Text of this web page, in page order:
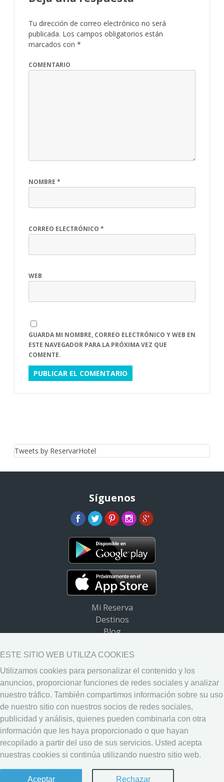
Tu dirección de correo electrónico no será
publicada. Los campos obligatorios están
marcados con *
COMENTARIO
NOMBRE *
CORREO ELECTRÓNICO *
WEB
GUARDA MI NOMBRE, CORREO ELECTRÓNICO Y WEB EN
ESTE NAVEGADOR PARA LA PRÓXIMA VEZ QUE
COMENTE.
Tweets by ReservarHotel
Síguenos
Mi Reserva
Destinos
Blog
Ayuda
Descargar App
Widget de destinos
Aviso Legal
Política de Privacidad
Política de Cookies
ESTE SITIO WEB UTILIZA COOKIES
Utilizamos cookies para personalizar el contenido y los
anuncios, proporcionar funciones de redes sociales y analizar
nuestro tráfico. También compartimos información sobre su uso
de nuestro sitio con nuestros socios de redes sociales,
publicidad y análisis, quienes pueden combinarla con otra
información que les haya proporcionado o que hayan
recopilado a partir del uso de sus servicios. Usted acepta
nuestras cookies si continúa utilizando nuestro sitio web.
Aceptar Rechazar